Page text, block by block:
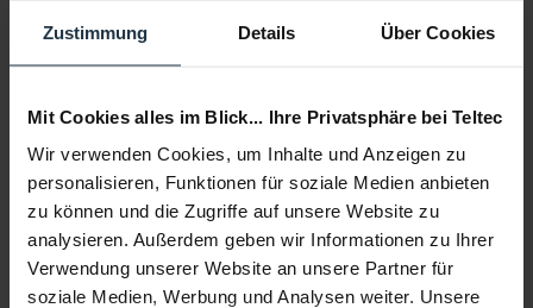
Zustimmung Details Über Cookies
Mit Cookies alles im Blick... Ihre Privatsphäre bei Teltec
Wir verwenden Cookies, um Inhalte und Anzeigen zu
personalisieren, Funktionen für soziale Medien anbieten
zu können und die Zugriffe auf unsere Website zu
analysieren. Außerdem geben wir Informationen zu Ihrer
Verwendung unserer Website an unsere Partner für
soziale Medien, Werbung und Analysen weiter. Unsere
Alternatives in stock Add to wishlist
8 Meter Verlängerungskabel Verbindung zwischen z.B.
Canon CN-E 18-80mm Objektiv und Canon...more
Consultation